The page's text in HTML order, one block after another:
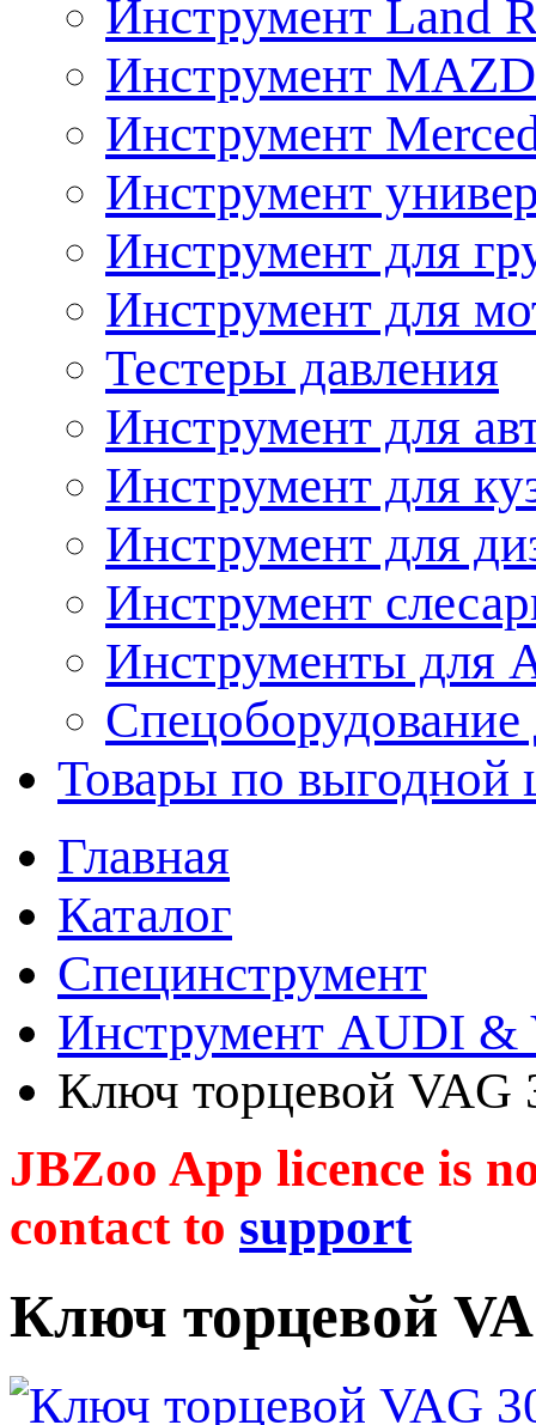
Инструмент Land
Инструмент
Инструмент
Инструмент
Инструмент для
Инструмент для
Тестеры давления
Инструмент для
Инструмент для
Инструмент для
Инструмент
Инструменты
Спецоборудование
Товары по выгодной
Главная
Каталог
Специнструмент
Инструмент AUDI &
Ключ торцевой VAG
JBZoo App licence is
contact to support
Ключ торцевой